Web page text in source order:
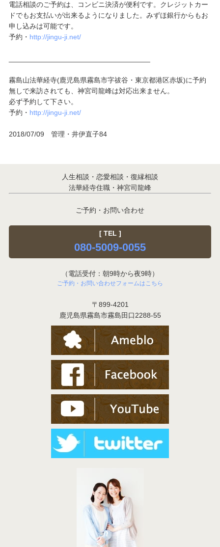
電話相談のご予約は、コンビニ決済が便利です。クレジットカー
ドでもお支払いが出来るようになりました。みずほ銀行からもお
申し込みは可能です。
予約・ http://jingu-ji.net/
霧島山法華経寺(鹿児島県霧島市字祓谷・東京都港区赤坂)に予約
無しで来訪されても、神宮司龍峰は対応出来ません。
必ず予約して下さい。
予約・ http://jingu-ji.net/
2018/07/09 管理・井伊直子84
人生相談・恋愛相談・復縁相談
法華経寺住職・神宮司龍峰
ご予約・お問い合わせ
[ TEL ]
080-5009-0055
（電話受付：朝9時から夜9時）
ご予約・お問い合わせフォームはこちら
〒899-4201
鹿児島県霧島市霧島田口2288-55